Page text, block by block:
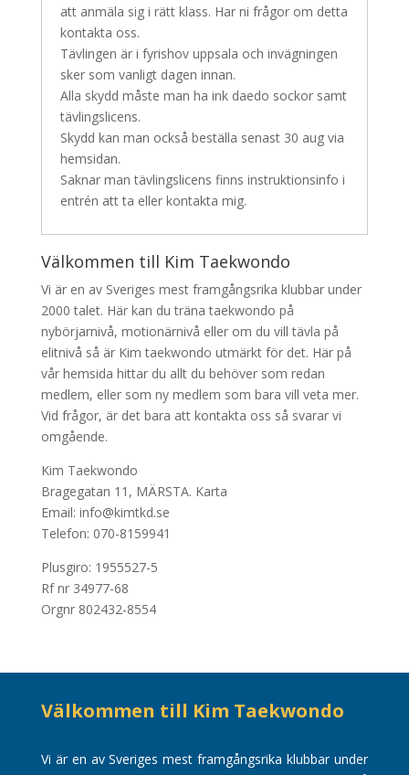
att anmäla sig i rätt klass. Har ni frågor om detta
kontakta oss.
Tävlingen är i fyrishov uppsala och invägningen
sker som vanligt dagen innan.
Alla skydd måste man ha ink daedo sockor samt
tävlingslicens.
Skydd kan man också beställa senast 30 aug via
hemsidan.
Saknar man tävlingslicens finns instruktionsinfo i
entrén att ta eller kontakta mig.
Välkommen till Kim Taekwondo
Vi är en av Sveriges mest framgångsrika klubbar under
2000 talet. Här kan du träna taekwondo på
nybörjarnivå, motionärnivå eller om du vill tävla på
elitnivå så är Kim taekwondo utmärkt för det. Här på
vår hemsida hittar du allt du behöver som redan
medlem, eller som ny medlem som bara vill veta mer.
Vid frågor, är det bara att kontakta oss så svarar vi
omgående.
Kim Taekwondo
Bragegatan 11, MÄRSTA. Karta
Email: info@kimtkd.se
Telefon: 070-8159941
Plusgiro: 1955527-5
Rf nr 34977-68
Orgnr 802432-8554
Välkommen till Kim Taekwondo
Vi är en av Sveriges mest framgångsrika klubbar under